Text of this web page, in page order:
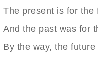
The present is for the
And the past was for
By the way, the